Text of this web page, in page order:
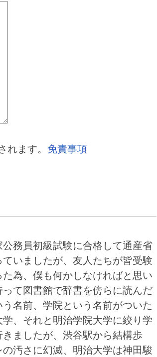
ます。 免責事項
務員初級試験に合格して通産省
いましたが、友人たちが皆受験
為、僕も何かしなければと思い
て図書館で辞書を傍らに読んだ
名前、学院という名前がついた
、それと明治学院大学に絞り学
ましたが、渋谷駅から結構歩
汚さに幻滅、明治大学は神田駿